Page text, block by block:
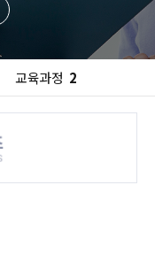
교육과정 2